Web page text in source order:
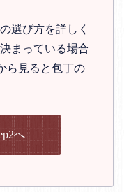
選び方を詳しく
まっている場合
ら見ると包丁の
へ